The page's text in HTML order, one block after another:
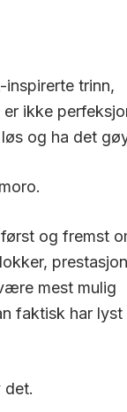
inspirerte trinn,
ikke
og ha det
og fremst
prestasjon
mest mulig
faktisk har lyst
det.